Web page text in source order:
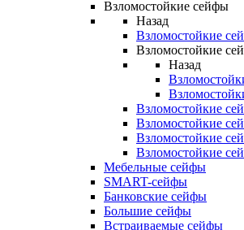
Взломостойкие сейфы
Назад
Взломостойкие
Взломостойкие
Назад
Взломостойкие
Взломостойкие
Взломостойкие
Взломостойкие
Мебельные сейфы
SMART-сейфы
Банковские сейфы
Большие сейфы
Встраиваемые сейфы